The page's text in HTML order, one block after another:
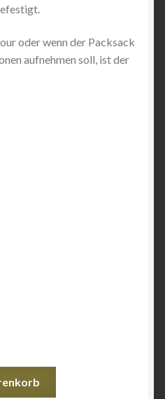
oder wenn der Packsack
aufnehmen soll, ist der